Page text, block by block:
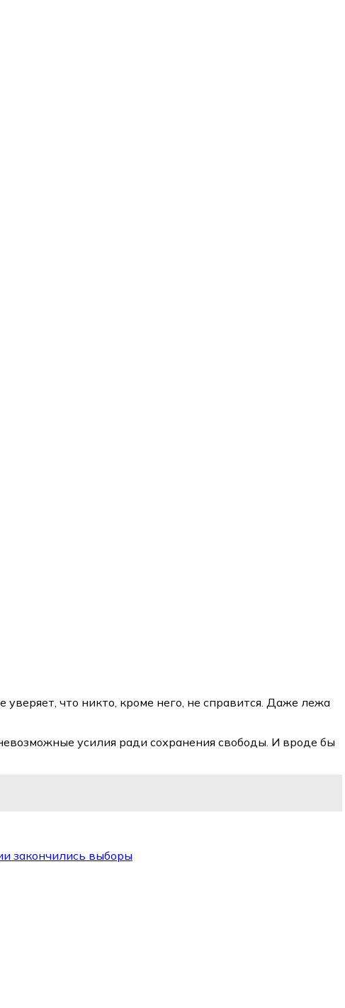
что никто, кроме него, не справится. Даже лежа
усилия ради сохранения свободы. И вроде бы